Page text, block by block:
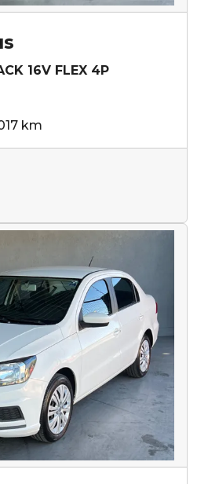
16V FLEX 4P
km